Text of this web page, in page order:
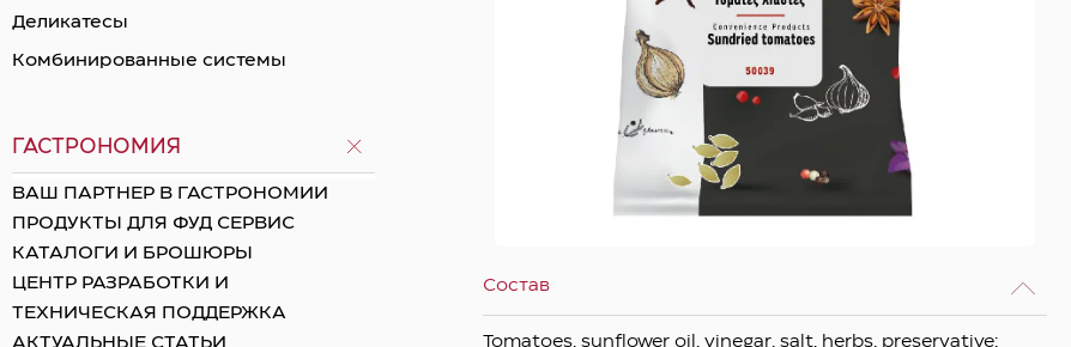
Деликатесы
Комбинированные системы
ГАСТРОНОМИЯ
ВАШ ПАРТНЕР В ГАСТРОНОМИИ
ПРОДУКТЫ ДЛЯ ФУД СЕРВИС
КАТАЛОГИ И БРОШЮРЫ
ЦЕНТР РАЗРАБОТКИ И
ТЕХНИЧЕСКАЯ ПОДДЕРЖКА
АКТУАЛЬНЫЕ СТАТЬИ
Состав
Tomatoes, sunflower oil, vinegar, salt, herbs, preservative: